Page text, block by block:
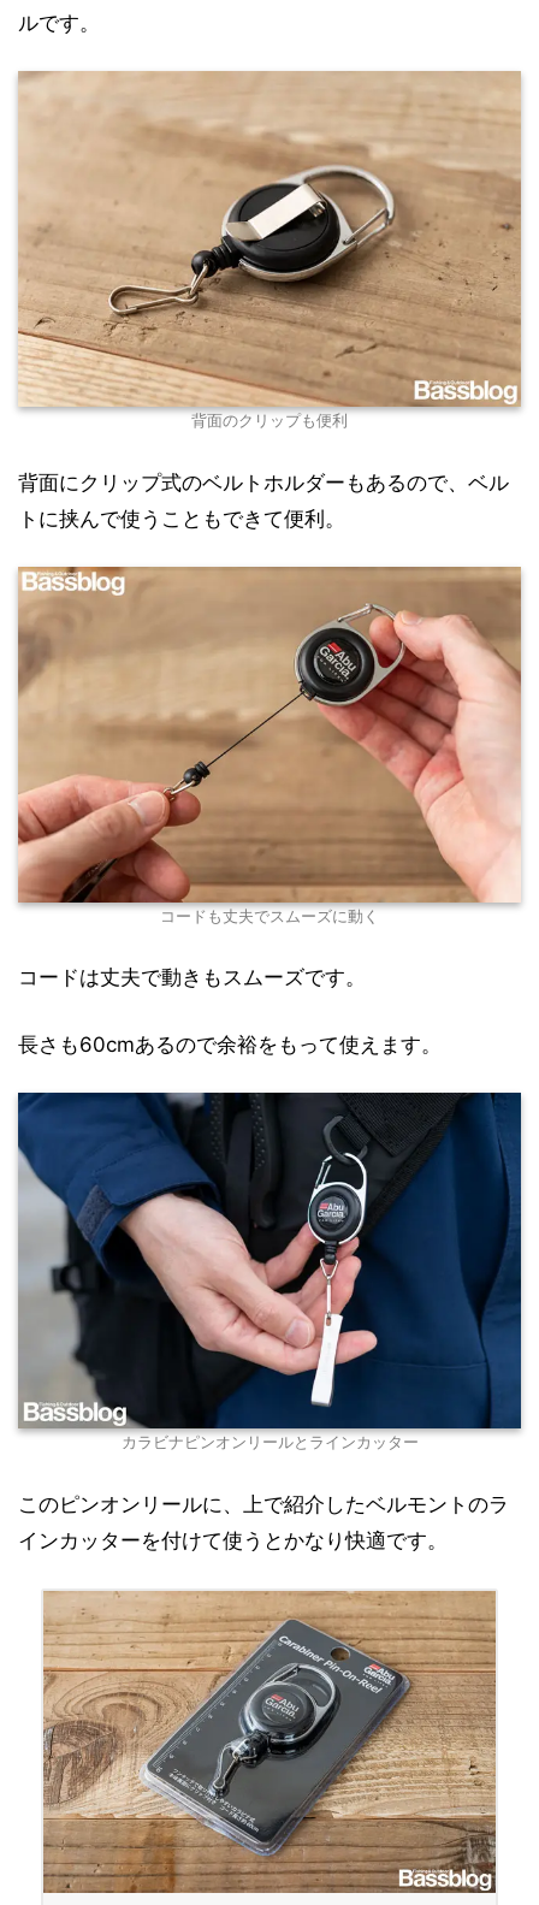
ルです。
背面のクリップも便利
背面にクリップ式のベルトホルダーもあるので、ベル
トに挟んで使うこともできて便利。
コードも丈夫でスムーズに動く
コードは丈夫で動きもスムーズです。
長さも60cmあるので余裕をもって使えます。
カラビナピンオンリールとラインカッター
このピンオンリールに、上で紹介したベルモントのラ
インカッターを付けて使うとかなり快適です。